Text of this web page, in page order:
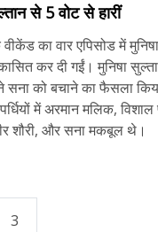
से 5 वोट से हारीं
का वार एपिसोड में
कर दी गईं। मुनिषा
ने सना को बचाने का फैसला
में अरमान मलिक,
शौरी, और सना मकबूल थे।
3